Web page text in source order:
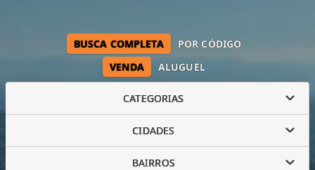
VENDA ALUGUEL
BUSCA COMPLETA POR CÓDIGO
CATEGORIAS
CIDADES
BAIRROS